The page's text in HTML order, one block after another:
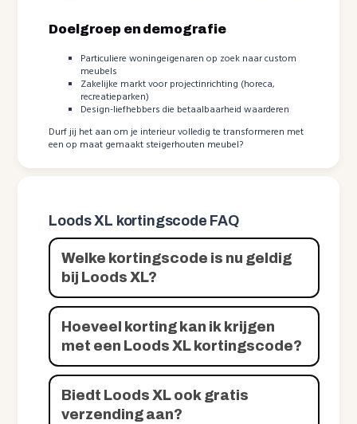
Doelgroep en demografie
Particuliere woningeigenaren op zoek naar custom
meubels
Zakelijke markt voor projectinrichting (horeca,
recreatieparken)
Design-liefhebbers die betaalbaarheid waarderen
Durf jij het aan om je interieur volledig te transformeren met
een op maat gemaakt steigerhouten meubel?
Loods XL kortingscode FAQ
Welke kortingscode is nu geldig
bij Loods XL?
Hoeveel korting kan ik krijgen
met een Loods XL kortingscode?
Biedt Loods XL ook gratis
verzending aan?